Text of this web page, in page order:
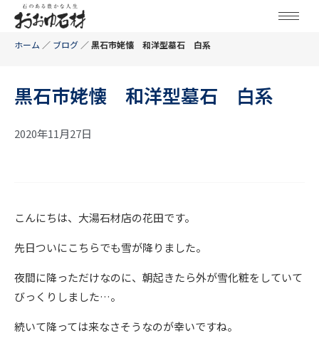
ホーム ／ ブログ ／黒石市姥懐 和洋型墓石 白系
黒石市姥懐 和洋型墓石 白系
2020年11月27日
こんにちは、大湯石材店の花田です。
先日ついにこちらでも雪が降りました。
夜間に降っただけなのに、朝起きたら外が雪化粧をしていて
びっくりしました…。
続いて降っては来なさそうなのが幸いですね。